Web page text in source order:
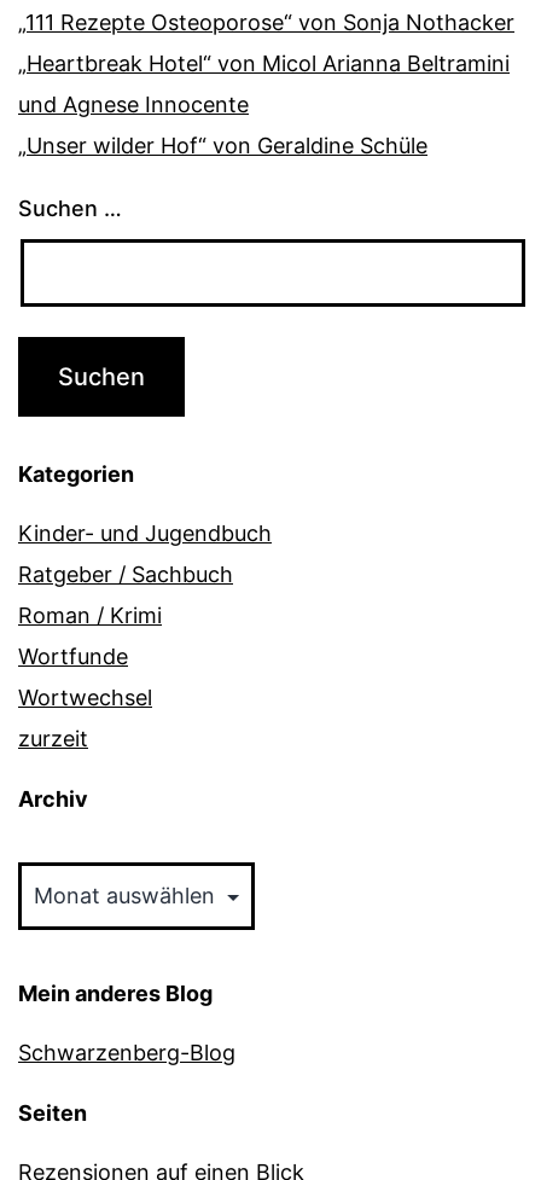
„111 Rezepte Osteoporose“ von Sonja Nothacker
„Heartbreak Hotel“ von Micol Arianna Beltramini
und Agnese Innocente
„Unser wilder Hof“ von Geraldine Schüle
Suchen …
Kategorien
Kinder- und Jugendbuch
Ratgeber / Sachbuch
Roman / Krimi
Wortfunde
Wortwechsel
zurzeit
Archiv
Mein anderes Blog
Schwarzenberg-Blog
Seiten
Rezensionen auf einen Blick